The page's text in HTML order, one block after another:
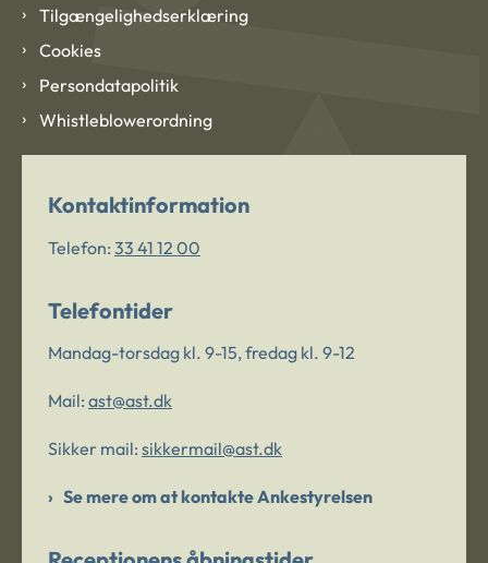
Tilgængelighedserklæring
Cookies
Persondatapolitik
Whistleblowerordning
Kontaktinformation
Telefon: 33 41 12 00
Telefontider
Mandag-torsdag kl. 9-15, fredag kl. 9-12
Mail: ast@ast.dk
Sikker mail: sikkermail@ast.dk
Se mere om at kontakte Ankestyrelsen